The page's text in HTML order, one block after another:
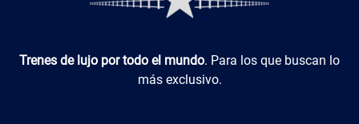
Luxotren
Trenes de lujo por todo el mundo. Para los que buscan lo
más exclusivo.